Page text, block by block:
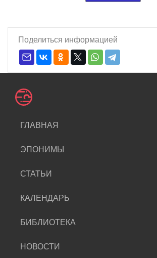
Поделиться информацией
ГЛАВНАЯ
ЭПОНИМЫ
СТАТЬИ
КАЛЕНДАРЬ
БИБЛИОТЕКА
НОВОСТИ